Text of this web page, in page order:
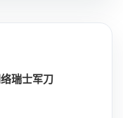
瑞士军刀